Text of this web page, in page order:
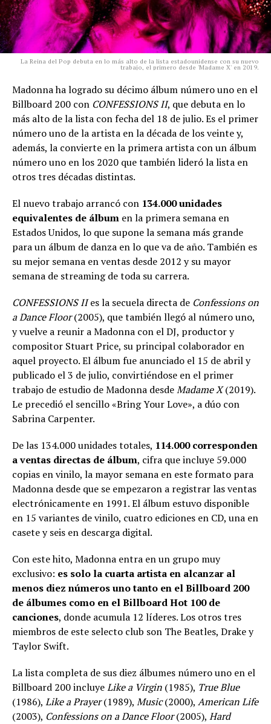
La Reina del Pop debuta en lo más alto de la lista estadounidense con su nuevo
trabajo, el primero desde 'Madame X' en 2019.
Madonna ha logrado su décimo álbum número uno en el
Billboard 200 con CONFESSIONS II, que debuta en lo
más alto de la lista con fecha del 18 de julio. Es el primer
número uno de la artista en la década de los veinte y,
además, la convierte en la primera artista con un álbum
número uno en los 2020 que también lideró la lista en
otros tres décadas distintas.
El nuevo trabajo arrancó con 134.000 unidades
equivalentes de álbum en la primera semana en
Estados Unidos, lo que supone la semana más grande
para un álbum de danza en lo que va de año. También es
su mejor semana en ventas desde 2012 y su mayor
semana de streaming de toda su carrera.
CONFESSIONS IIes la secuela directa de Confessions on
a Dance Floor(2005), que también llegó al número uno,
y vuelve a reunir a Madonna con el DJ, productor y
compositor Stuart Price, su principal colaborador en
aquel proyecto. El álbum fue anunciado el 15 de abril y
publicado el 3 de julio, convirtiéndose en el primer
trabajo de estudio de Madonna desdeMadame X(2019).
Le precedió el sencillo «Bring Your Love», a dúo con
Sabrina Carpenter.
De las 134.000 unidades totales, 114.000 corresponden
a ventas directas de álbum, cifra que incluye 59.000
copias en vinilo, la mayor semana en este formato para
Madonna desde que se empezaron a registrar las ventas
electrónicamente en 1991. El álbum estuvo disponible
en 15 variantes de vinilo, cuatro ediciones en CD, una en
casete y seis en descarga digital.
Con este hito, Madonna entra en un grupo muy
exclusivo: es solo la cuarta artista en alcanzar al
menos diez números uno tanto en el Billboard 200
de álbumes como en el Billboard Hot 100 de
canciones, donde acumula 12 líderes. Los otros tres
miembros de este selecto club son The Beatles, Drake y
Taylor Swift.
La lista completa de sus diez álbumes número uno en el
Billboard 200 incluyeLike a Virgin (1985), True Blue
(1986), Like a Prayer(1989), Music(2000), American Life
(2003), Confessions on a Dance Floor(2005), Hard